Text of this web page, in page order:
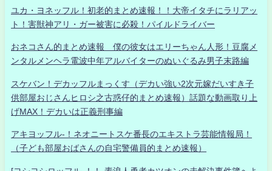
ユカ・ヨネッフル！初老的まとめ速報！！大帝イタチにラリアッ
ト！害獣神アリ・ガー被害に必殺！パイルドライバー
おネコさん的まとめ速報 僕の彼女はエリーちゃん人形！豆腐メ
ンタルメンヘラ電波中年アルバイターのぬいぐるみ男子末路編
スケバン！デカッフルまっくす（デカい強い2次元嫁だいすき子
供部屋おじさんヒロシ之古惑仔的まとめ速報）話題な動画取り上
げMAX！デカいは正義刑事編
アキヨッフル-！ネオニートスケ番長のエキストラ芸能情報局！
（子ども部屋おばさんの自宅警備員的まとめ速報）